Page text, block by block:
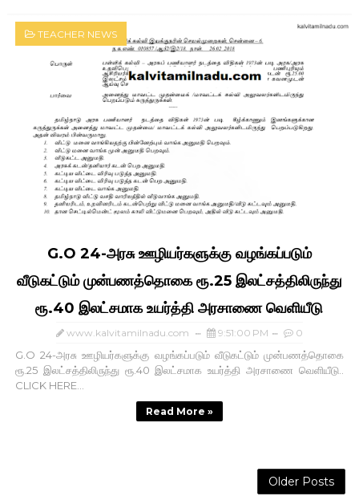
TEACHER NEWS
G.O 24-அரசு ஊழியர்களுக்கு வழங்கப்படும்
வீடுகட்டும் முன்பணத்தொகை ரூ.25 இலட்சத்திலிருந்து
ரூ.40 இலட்சமாக உயர்த்தி அரசாணை வெளியீடு
www.kalvitamilnadu.com 9:51:00 PM 0
G.O 24-அரசு ஊழியர்களுக்கு வழங்கப்படும் வீடுகட்டும் முன்பணத்தொகை
ரூ.25 இலட்சத்திலிருந்து ரூ.40 இலட்சமாக உயர்த்தி அரசாணை வெளியீடு..
CLICK HERE...
Read More »
Older Posts